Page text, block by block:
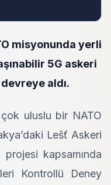
misyonunda yerli
5G askeri
aldı.
çok uluslu bir NATO
Lešť Askeri
projesi kapsamında
Kontrollü Deney